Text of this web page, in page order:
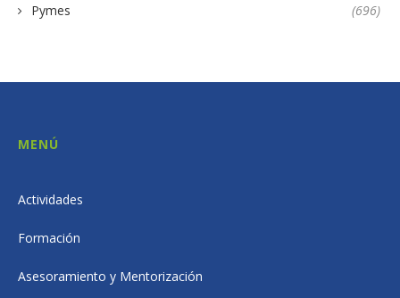
Pymes (696)
MENÚ
Actividades
Formación
Asesoramiento y Mentorización